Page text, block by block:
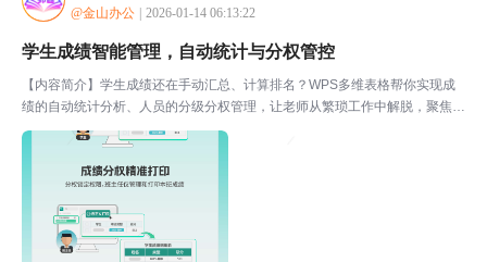
@金山办公 2026-01-14 06:13:22
学生成绩智能管理，自动统计与分权管控
【内容简介】学生成绩还在手动汇总、计算排名？WPS多维表格帮你实现成
绩的自动统计分析、人员的分级分权管理，让老师从繁琐工作中解脱，聚焦精
准教学！点击获取👉更多『学习资源』